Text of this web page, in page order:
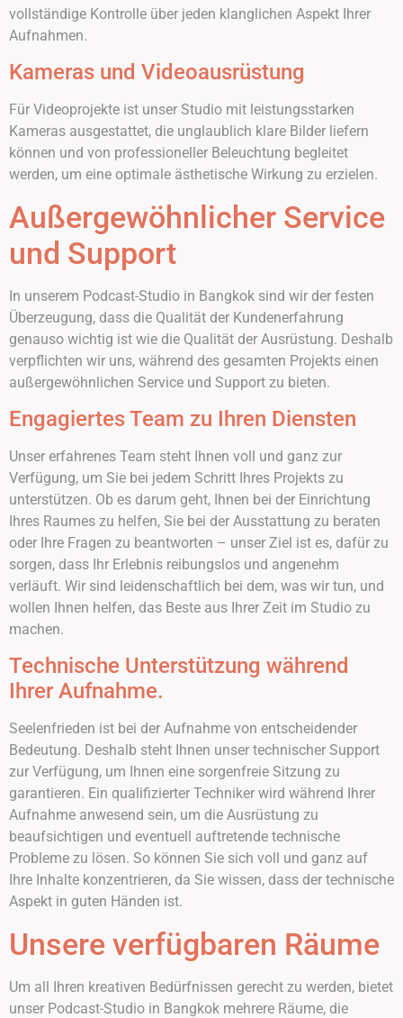
vollständige Kontrolle über jeden klanglichen Aspekt Ihrer
Aufnahmen.
Kameras und Videoausrüstung
Für Videoprojekte ist unser Studio mit leistungsstarken
Kameras ausgestattet, die unglaublich klare Bilder liefern
können und von professioneller Beleuchtung begleitet
werden, um eine optimale ästhetische Wirkung zu erzielen.
Außergewöhnlicher Service
und Support
In unserem Podcast-Studio in Bangkok sind wir der festen
Überzeugung, dass die Qualität der Kundenerfahrung
genauso wichtig ist wie die Qualität der Ausrüstung. Deshalb
verpflichten wir uns, während des gesamten Projekts einen
außergewöhnlichen Service und Support zu bieten.
Engagiertes Team zu Ihren Diensten
Unser erfahrenes Team steht Ihnen voll und ganz zur
Verfügung, um Sie bei jedem Schritt Ihres Projekts zu
unterstützen. Ob es darum geht, Ihnen bei der Einrichtung
Ihres Raumes zu helfen, Sie bei der Ausstattung zu beraten
oder Ihre Fragen zu beantworten – unser Ziel ist es, dafür zu
sorgen, dass Ihr Erlebnis reibungslos und angenehm
verläuft. Wir sind leidenschaftlich bei dem, was wir tun, und
wollen Ihnen helfen, das Beste aus Ihrer Zeit im Studio zu
machen.
Technische Unterstützung während
Ihrer Aufnahme.
Seelenfrieden ist bei der Aufnahme von entscheidender
Bedeutung. Deshalb steht Ihnen unser technischer Support
zur Verfügung, um Ihnen eine sorgenfreie Sitzung zu
garantieren. Ein qualifizierter Techniker wird während Ihrer
Aufnahme anwesend sein, um die Ausrüstung zu
beaufsichtigen und eventuell auftretende technische
Probleme zu lösen. So können Sie sich voll und ganz auf
Ihre Inhalte konzentrieren, da Sie wissen, dass der technische
Aspekt in guten Händen ist.
Unsere verfügbaren Räume
Um all Ihren kreativen Bedürfnissen gerecht zu werden, bietet
unser Podcast-Studio in Bangkok mehrere Räume, die